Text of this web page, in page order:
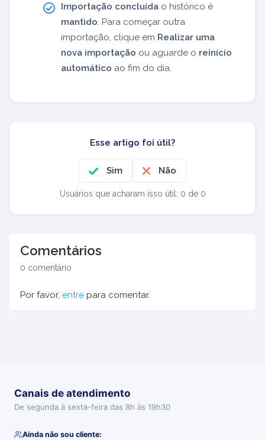
Importação concluída o histórico é
mantido . Para começar outra
importação, clique em Realizar uma
nova importação ou aguarde o reinício
automático ao fim do dia.
Esse artigo foi útil?
Sim Não
Usuários que acharam isso útil: 0 de 0
Comentários
0 comentário
Por favor, entre para comentar.
Canais de atendimento
De segunda à sexta-feira das 8h às 19h30
Ainda não sou cliente: